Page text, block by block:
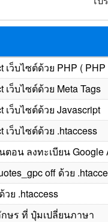
เว็บไซต์ด้วย PHP (
เว็บไซต์ด้วย Meta Tags
เว็บไซต์ด้วย Javascript
เว็บไซต์ด้วย .htaccess
อน ลงทะเบียน Google
off ด้วย
วย .htaccess
ษร ที่ ปุ๋มเปลี่ยนภาษา